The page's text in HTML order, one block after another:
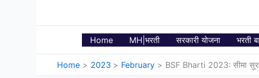
Home MH|भरती सरकारी योजना भरती
Home 2023 February BSF Bharti 2023: सीमा